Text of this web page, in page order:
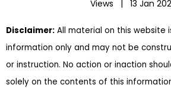
Views | 13 Jan
Disclaimer: All material on this website
information only and may not be
or instruction. No action or inaction
solely on the contents of this